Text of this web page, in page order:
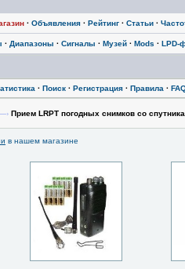
· Объявления · Рейтинг · Статьи ·
· Диапазоны · Сигналы · Музей · Mods · LPD-
· Поиск · Регистрация · Правила ·
Прием LRPT погодных снимков со
в нашем магазине